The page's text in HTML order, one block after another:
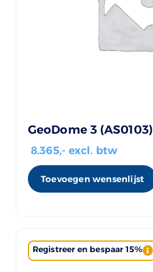
GeoDome 3 (AS0103)
8.365,- excl. btw
Toevoegen wensenlijst
Registreer en bespaar 15%